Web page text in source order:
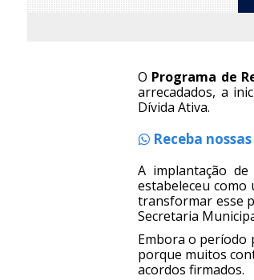
O Programa de
arrecadados, a
Dívida Ativa.
Receba
A implantação
estabeleceu
transformar esse
Secretaria
Embora o período
porque muitos
acordos firmados.